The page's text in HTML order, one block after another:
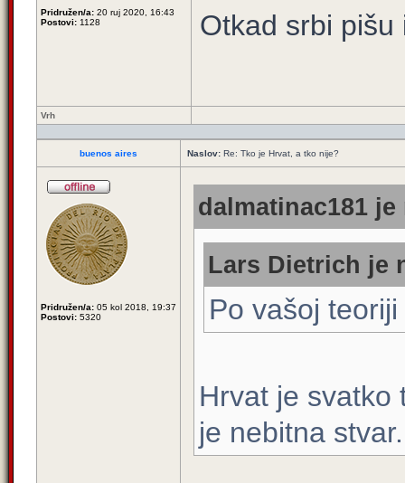
Pridružen/a: 20 ruj 2020, 16:43
Postovi: 1128 Otkad srbi pišu
Vrh
buenos aires Naslov: Re: Tko je Hrvat, a tko nije?
Pridružen/a: 05 kol 2018, 19:37
Postovi: 5320
dalmatinac181
Lars Dietrich je
Po vašoj
Hrvat je svatko
je nebitna stvar.